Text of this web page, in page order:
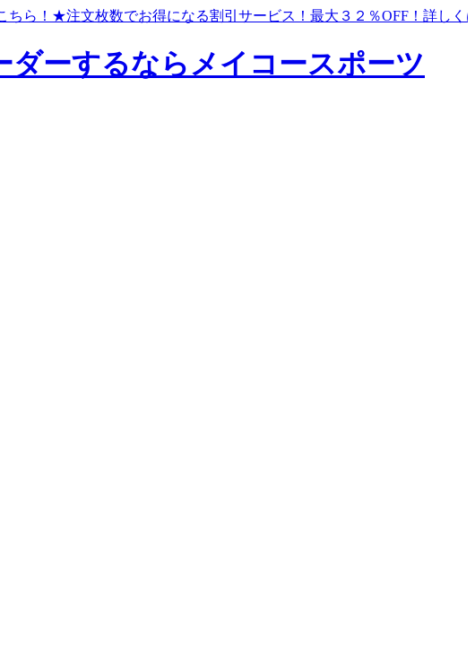
ちら！ ★注文枚数でお得になる割引サービス！最大３２％OFF！ 詳しく
ーするならメイコースポーツ